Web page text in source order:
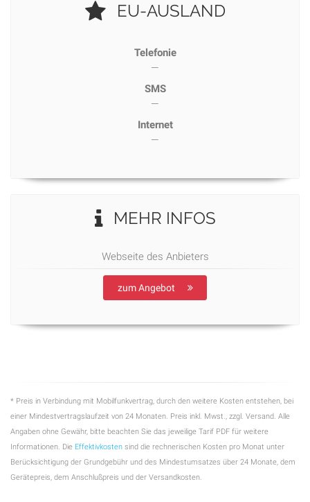
EU-AUSLAND
Telefonie
—
SMS
—
Internet
—
MEHR INFOS
Webseite des Anbieters
zum Angebot
* Preis in Verbindung mit Mobilfunkvertrag, durch den weitere Kosten entstehen, bei
einer Mindestvertragslaufzeit von 24 Monaten. Preis inkl. Mwst., zzgl. Versand. Alle
Angaben ohne Gewähr, bitte beachten Sie das jeweilige Tarif PDF für weitere
Informationen. Die Effektivkosten sind die rechnerischen Kosten pro Monat unter
Berücksichtigung der Grundgebühr und des Mindestumsatzes über 24 Monate, dem
Gerätepreis, dem Anschlußpreis und der Versandkosten.